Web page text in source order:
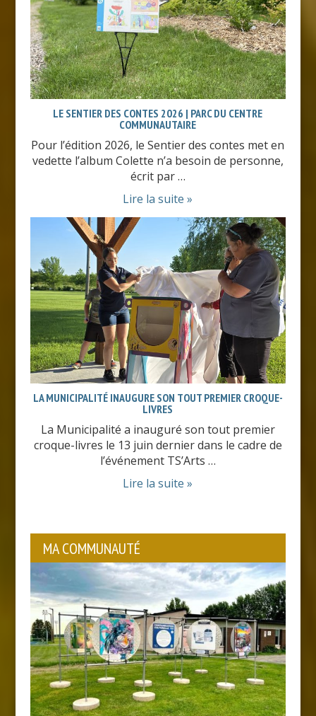
LE SENTIER DES CONTES 2026 | PARC DU CENTRE
COMMUNAUTAIRE
Pour l’édition 2026, le Sentier des contes met en
vedette l’album Colette n’a besoin de personne,
écrit par …
Lire la suite »
LA MUNICIPALITÉ INAUGURE SON TOUT PREMIER CROQUE-
LIVRES
La Municipalité a inauguré son tout premier
croque-livres le 13 juin dernier dans le cadre de
l’événement TS’Arts …
Lire la suite »
MA COMMUNAUTÉ